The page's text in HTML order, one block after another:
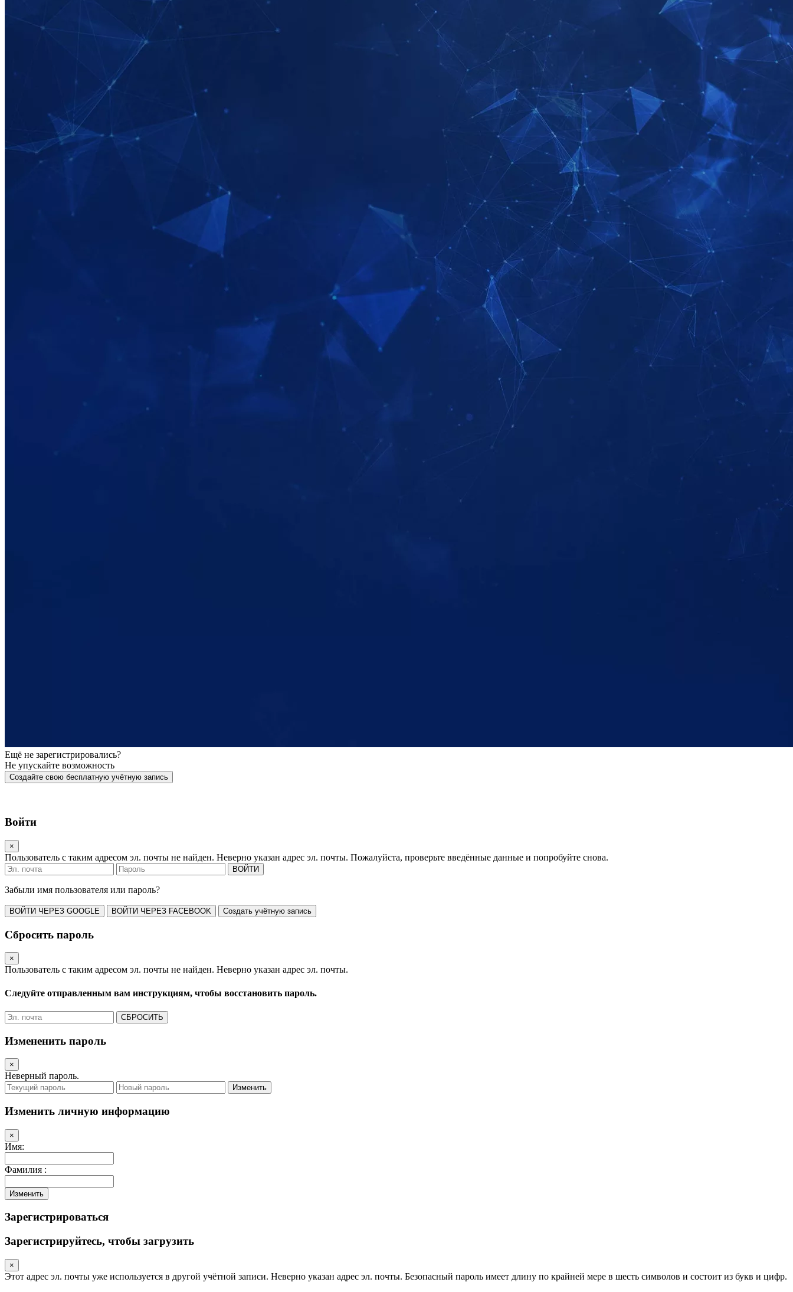
Ещё не зарегистрировались?
Не упускайте возможность
Создайте свою бесплатную учётную запись
Войти
×
Пользователь с таким адресом эл. почты не найден. Неверно указан адрес эл. почты. Пожалуйста, проверьте введённые данные и попробуйте снова.
ВОЙТИ
Забыли имя пользователя или пароль?
ВОЙТИ ЧЕРЕЗ GOOGLE ВОЙТИ ЧЕРЕЗ FACEBOOK Создать учётную запись
Сбросить пароль
×
Пользователь с таким адресом эл. почты не найден. Неверно указан адрес эл. почты.
Следуйте отправленным вам инструкциям, чтобы восстановить пароль.
СБРОСИТЬ
Измененить пароль
×
Неверный пароль.
Изменить
Изменить личную информацию
×
Имя:
Фамилия :
Изменить
Зарегистрироваться
Зарегистрируйтесь, чтобы загрузить
×
Этот адрес эл. почты уже используется в другой учётной записи. Неверно указан адрес эл. почты. Безопасный пароль имеет длину по крайней мере в шесть символов и состоит из букв и цифр.